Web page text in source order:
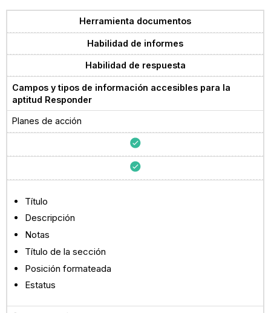
Herramienta documentos
Habilidad de informes
Habilidad de respuesta
Campos y tipos de información accesibles para la
aptitud Responder
Planes de acción
Título
Descripción
Notas
Título de la sección
Posición formateada
Estatus